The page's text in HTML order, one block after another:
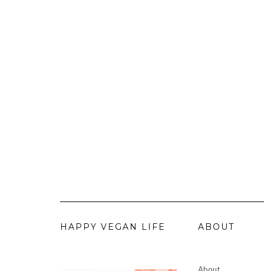
HAPPY VEGAN LIFE ABOUT